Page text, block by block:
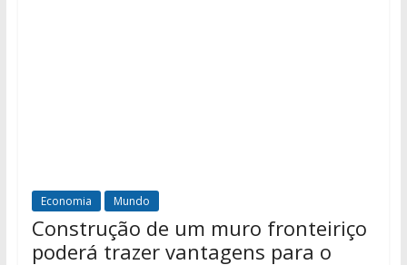
Economia Mundo
Construção de um muro fronteiriço
poderá trazer vantagens para o